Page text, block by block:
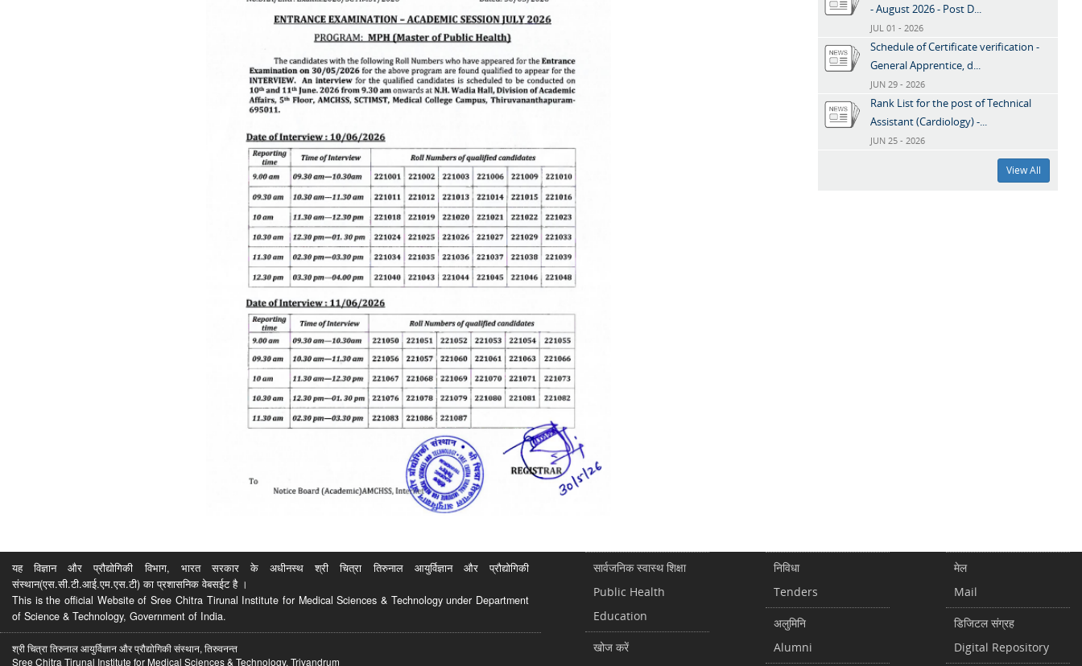
- August 2026 - Post D...
JUL 01 - 2026
Schedule of Certificate verification -
General Apprentice, d...
JUN 29 - 2026
Rank List for the post of Technical
Assistant (Cardiology) -...
JUN 25 - 2026
View All
यह विज्ञान और प्रौद्योगिकी विभाग, भारत सरकार के अधीनस्थ श्री चित्रा तिरुनाल आयुर्विज्ञान और प्रौद्योगिकी
संस्थान(एस.सी.टी.आई.एम.एस.टी) का प्रशासनिक वेबसईट है ।
This is the official Website of Sree Chitra Tirunal Institute for Medical Sciences & Technology under Department
of Science & Technology, Government of India.
श्री चित्रा तिरुनाल आयुर्विज्ञान और प्रौद्योगिकी संस्थान, तिरुवनन्त
Sree Chitra Tirunal Institute for Medical Sciences & Technology, Trivandrum
सार्वजनिक स्वास्थ शिक्षा
Public Health
Education
खोज करें
निविधा
Tenders
अलुमिनि
Alumni
मेल
Mail
डिजिटल संग्रह
Digital Repository